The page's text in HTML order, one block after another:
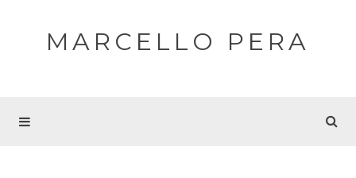
MARCELLO PERA